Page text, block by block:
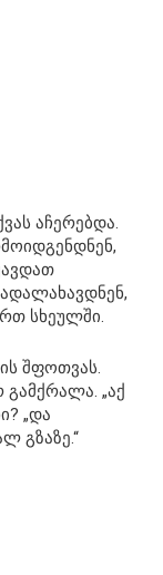
აჩერებდა.
სხეულში.
შფოთვას.
გამქრალა. „აქ
„და
გზაზე.“